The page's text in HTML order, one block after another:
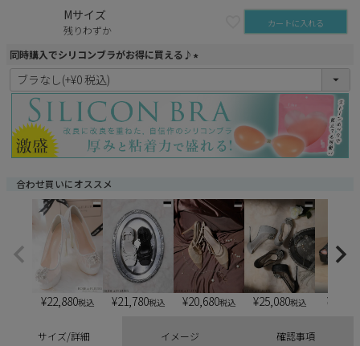
Mサイズ
残りわずか カートに入れる
同時購入でシリコンブラがお得に買える♪
(
須
)
合わせ買いにオススメ
¥22,880税込 ¥21,780税込 ¥20,680税込 ¥25,080税込 ¥
サイズ/詳細 イメージ 確認事項